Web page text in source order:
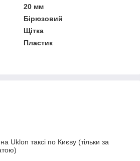
20 мм
Бірюзовий
Щітка
Пластик
Uklon таксі по Києву (тільки за